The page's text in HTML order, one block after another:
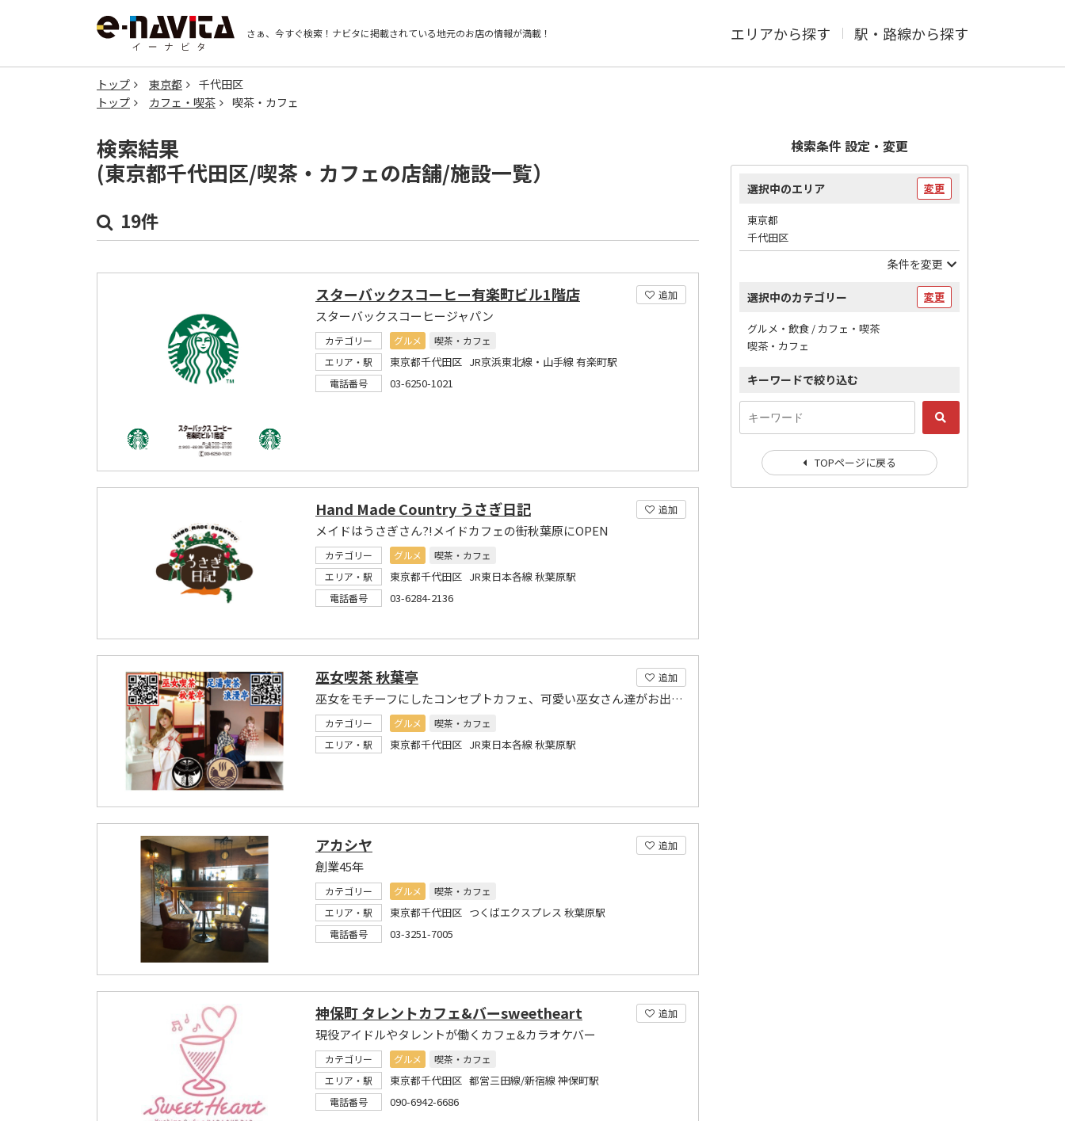
さぁ、今すぐ検索！ ナビタに掲載されている地元のお店の情報が満載！ エリアから探す 駅・路線から探す
トップ 東京都
千代田区
トップ
カフェ・喫茶 喫茶・カフェ
検索結果
(東京都千代田区/喫茶・カフェの店舗/施設一覧）
19件
追加
スターバックスコーヒー有楽町ビル1階店
スターバックスコーヒージャパン
カテゴリー グルメ
喫茶・カフェ
エリア・駅
東京都千代田区 JR京浜東北線・山手線 有楽町駅
電話番号 03-6250-1021
追加
Hand Made Country うさぎ日記
メイドはうさぎさん?!メイドカフェの街秋葉原にOPEN
カテゴリー グルメ
喫茶・カフェ
エリア・駅
東京都千代田区 JR東日本各線 秋葉原駅
電話番号 03-6284-2136
追加
巫女喫茶 秋葉亭
巫女をモチーフにしたコンセプトカフェ、可愛い巫女さん達がお出迎えします
カテゴリー グルメ
喫茶・カフェ
エリア・駅
東京都千代田区 JR東日本各線 秋葉原駅
追加
アカシヤ
創業45年
カテゴリー グルメ
喫茶・カフェ
エリア・駅
東京都千代田区 つくばエクスプレス 秋葉原駅
電話番号 03-3251-7005
追加
神保町 タレントカフェ&バーsweetheart
現役アイドルやタレントが働くカフェ&カラオケバー
カテゴリー グルメ
喫茶・カフェ
エリア・駅
東京都千代田区 都営三田線/新宿線 神保町駅
電話番号 090-6942-6686
検索条件 設定・変更
選択中のエリア 変更
東京都
千代田区
条件を変更
選択中のカテゴリー 変更
グルメ・飲食 / カフェ・喫茶
喫茶・カフェ
キーワードで絞り込む
TOPページに戻る